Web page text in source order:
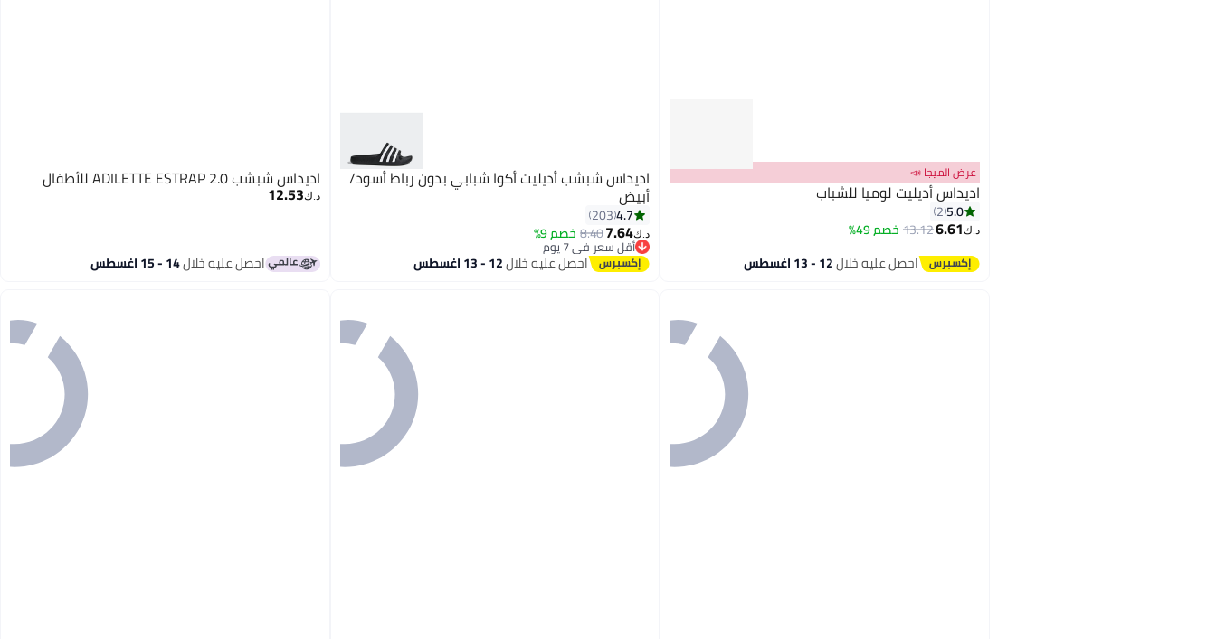
عرض الميجا 📣
اديداس أديليت لوميا للشباب
5.0
2
د.ك‏6.61
13.12خصم 49%
احصل عليه خلال12 - 13 اغسطس
اديداس شبشب أديليت أكوا شبابي بدون رباط أسود/
أبيض
4.7
203
د.ك‏7.64
8.40خصم 9%
أقل سعر في 7 يوم
أقل سعر في 7 يوماحصل عليه خلال12 - 13 اغسطس
اديداس شبشب ADILETTE ESTRAP 2.0 للأطفال
د.ك‏12.53
احصل عليه خلال14 - 15 اغسطس